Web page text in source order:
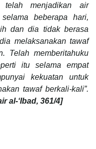
telah menjadikan air
beberapa hari,
dan dia tidak berasa
melaksanakan tawaf
Telah memberitahuku
itu selama empat
kekuatan untuk
tawaf berkali-kali”.
al-‘Ibad, 361/4]